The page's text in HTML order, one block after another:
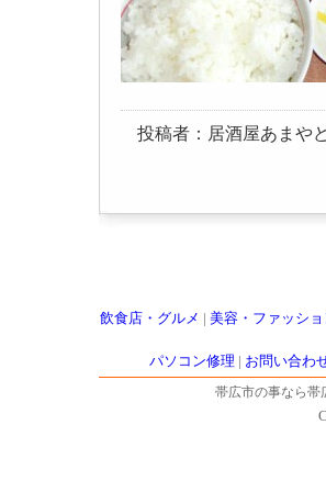
投稿者：居酒屋あまや
飲食店・グルメ 美容・ファッショ
パソコン修理 お問い合わ
帯広市の事なら帯